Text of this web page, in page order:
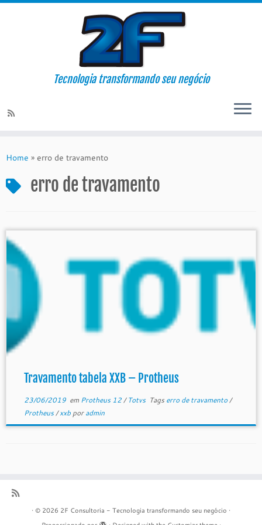
Tecnologia transformando seu negócio
Home » erro de travamento
erro de travamento
Travamento tabela XXB – Protheus
23/06/2019em Protheus 12/Totvs Tags erro de travamento/
Protheus/xxb poradmin
· © 2026 2F Consultoria - Tecnologia transformando seu negócio ·